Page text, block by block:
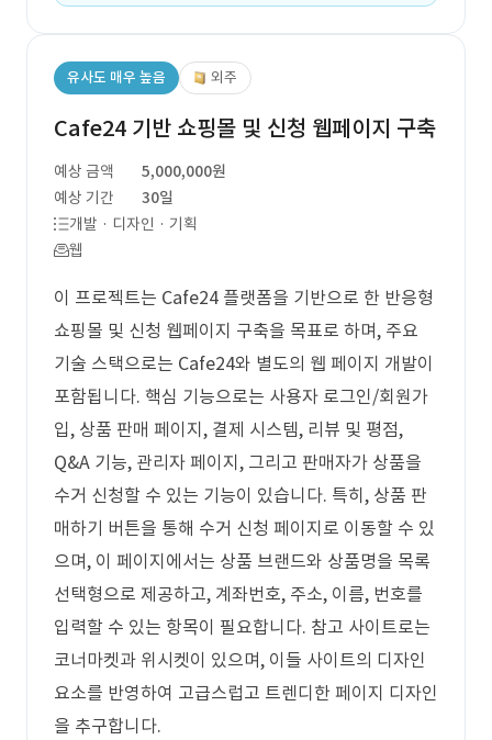
유사도 매우 높음 외주
Cafe24 기반 쇼핑몰 및 신청 웹페이지 구축
예상 금액
5,000,000원
예상 기간
30일
개발 · 디자인 · 기획
웹
이 프로젝트는 Cafe24 플랫폼을 기반으로 한 반응형
쇼핑몰 및 신청 웹페이지 구축을 목표로 하며, 주요
기술 스택으로는 Cafe24와 별도의 웹 페이지 개발이
포함됩니다. 핵심 기능으로는 사용자 로그인/회원가
입, 상품 판매 페이지, 결제 시스템, 리뷰 및 평점,
Q&A 기능, 관리자 페이지, 그리고 판매자가 상품을
수거 신청할 수 있는 기능이 있습니다. 특히, 상품 판
매하기 버튼을 통해 수거 신청 페이지로 이동할 수 있
으며, 이 페이지에서는 상품 브랜드와 상품명을 목록
선택형으로 제공하고, 계좌번호, 주소, 이름, 번호를
입력할 수 있는 항목이 필요합니다. 참고 사이트로는
코너마켓과 위시켓이 있으며, 이들 사이트의 디자인
요소를 반영하여 고급스럽고 트렌디한 페이지 디자인
을 추구합니다.